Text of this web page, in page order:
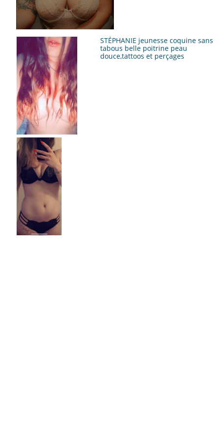
STÉPHANIE jeunesse coquine sans
tabous belle poitrine peau
douce,tattoos et perçages